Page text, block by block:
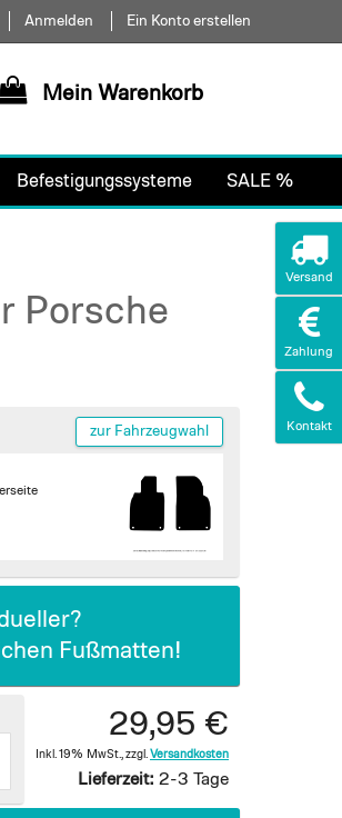
Anmelden Ein Konto erstellen
Mein Warenkorb
Befestigungssysteme SALE %
Porsche
zur Fahrzeugwahl
Fußmatten!
29,95 €
Inkl. 19% MwSt. zzgl. Versandkosten
Lieferzeit: 2-3 Tage
Versand
Zahlung
Kontakt